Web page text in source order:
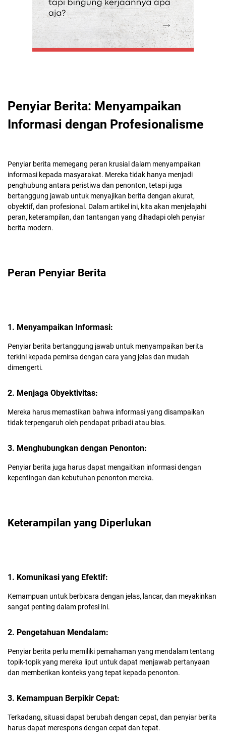
Penyiar Berita: Menyampaikan
Informasi dengan Profesionalisme
Penyiar berita memegang peran krusial dalam menyampaikan
informasi kepada masyarakat. Mereka tidak hanya menjadi
penghubung antara peristiwa dan penonton, tetapi juga
bertanggung jawab untuk menyajikan berita dengan akurat,
obyektif, dan profesional. Dalam artikel ini, kita akan menjelajahi
peran, keterampilan, dan tantangan yang dihadapi oleh penyiar
berita modern.
Peran Penyiar Berita
1. Menyampaikan Informasi:
Penyiar berita bertanggung jawab untuk menyampaikan berita
terkini kepada pemirsa dengan cara yang jelas dan mudah
dimengerti.
2. Menjaga Obyektivitas:
Mereka harus memastikan bahwa informasi yang disampaikan
tidak terpengaruh oleh pendapat pribadi atau bias.
3. Menghubungkan dengan Penonton:
Penyiar berita juga harus dapat mengaitkan informasi dengan
kepentingan dan kebutuhan penonton mereka.
Keterampilan yang Diperlukan
1. Komunikasi yang Efektif:
Kemampuan untuk berbicara dengan jelas, lancar, dan meyakinkan
sangat penting dalam profesi ini.
2. Pengetahuan Mendalam:
Penyiar berita perlu memiliki pemahaman yang mendalam tentang
topik-topik yang mereka liput untuk dapat menjawab pertanyaan
dan memberikan konteks yang tepat kepada penonton.
3. Kemampuan Berpikir Cepat:
Terkadang, situasi dapat berubah dengan cepat, dan penyiar berita
harus dapat merespons dengan cepat dan tepat.